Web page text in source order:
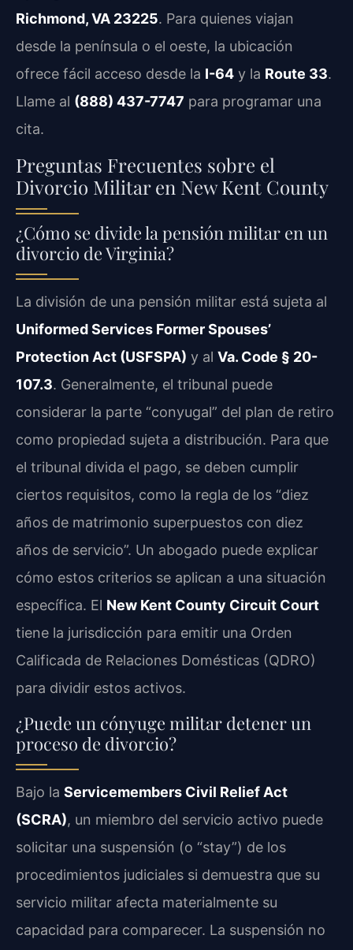
Richmond, VA 23225. Para quienes viajan
desde la península o el oeste, la ubicación
ofrece fácil acceso desde la I-64 y la Route 33.
Llame al (888) 437-7747 para programar una
cita.
Preguntas Frecuentes sobre el
Divorcio Militar en New Kent County
¿Cómo se divide la pensión militar en un
divorcio de Virginia?
La división de una pensión militar está sujeta al
Uniformed Services Former Spouses’
Protection Act (USFSPA) y al Va. Code § 20-
107.3. Generalmente, el tribunal puede
considerar la parte “conyugal” del plan de retiro
como propiedad sujeta a distribución. Para que
el tribunal divida el pago, se deben cumplir
ciertos requisitos, como la regla de los “diez
años de matrimonio superpuestos con diez
años de servicio”. Un abogado puede explicar
cómo estos criterios se aplican a una situación
específica. El New Kent County Circuit Court
tiene la jurisdicción para emitir una Orden
Calificada de Relaciones Domésticas (QDRO)
para dividir estos activos.
¿Puede un cónyuge militar detener un
proceso de divorcio?
Bajo la Servicemembers Civil Relief Act
(SCRA), un miembro del servicio activo puede
solicitar una suspensión (o “stay”) de los
procedimientos judiciales si demuestra que su
servicio militar afecta materialmente su
capacidad para comparecer. La suspensión no